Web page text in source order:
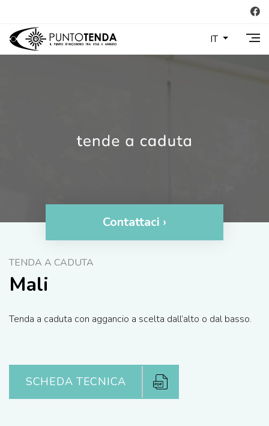
IT
Contattaci ›
TENDA A CADUTA
Mali
Tenda a caduta con aggancio a scelta dall’alto o dal basso.
SCHEDA TECNICA